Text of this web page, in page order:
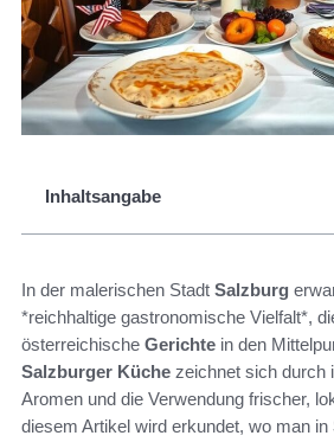
Inhaltsangabe
In der malerischen Stadt Salzburg
*reichhaltige gastronomische Vielfalt*,
österreichische Gerichte in den
Salzburger Küche zeichnet sich durch
Aromen und die Verwendung frischer,
diesem Artikel wird erkundet, wo man in